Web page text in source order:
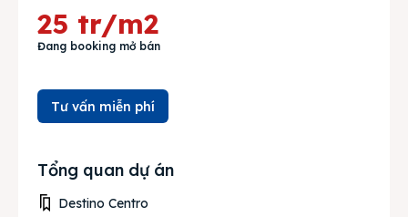
25 tr/m2
Đang booking mở bán
Tư vấn miễn phí
Tổng quan dự án
Destino Centro